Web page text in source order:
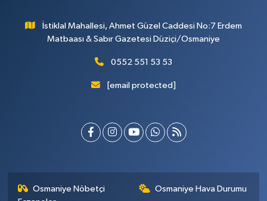
İstiklal Mahallesi, Ahmet Güzel Caddesi No:7 Erdem
Matbaası & Sabır Gazetesi Düziçi/Osmaniye
0552 551 53 53
[email protected]
Osmaniye Nöbetçi
Osmaniye Hava Durumu